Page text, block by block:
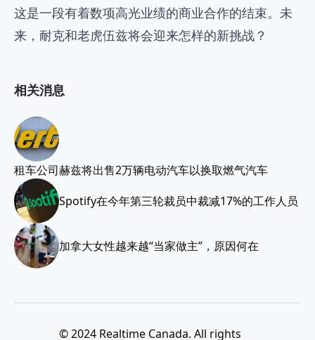
这是一段有着数项高光业绩的商业合作的结束。未
来，耐克和老虎伍兹将会迎来怎样的新挑战？
相关消息
租车公司赫兹将出售2万辆电动汽车以换取燃气汽车
Spotify在今年第三轮裁员中裁减17%的工作人员
加拿大女性越来越“当家做主”，原因何在
© 2024 Realtime Canada. All rights